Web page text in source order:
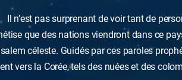
Il n’est pas surprenant de voir tant de
que des nations viendront dans ce
céleste. Guidés par ces paroles
vers la Corée, tels des nuées et des